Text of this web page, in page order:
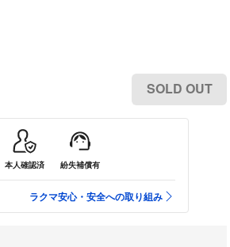
SOLD OUT
本人確認済 紛失補償有
ラクマ安心・安全への取り組み